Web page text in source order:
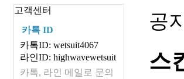
고객센터
카톡 ID
카톡ID: wetsuit4067
라인ID: highwavewetsuit
카톡, 라인 메일로 문의
공
스